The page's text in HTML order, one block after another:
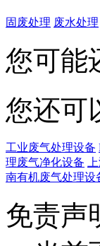
固废处理 废水处理
您可能
您还可
工业废气处理设备
理废气净化设备
南有机废气处理设
免责声